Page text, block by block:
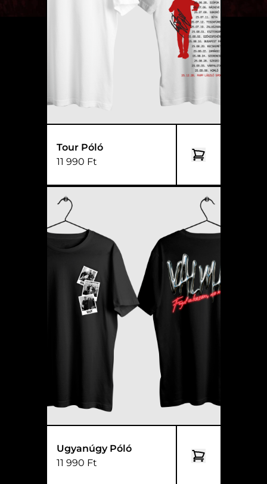
Tour Póló
11 990 Ft
Ugyanúgy Póló
11 990 Ft